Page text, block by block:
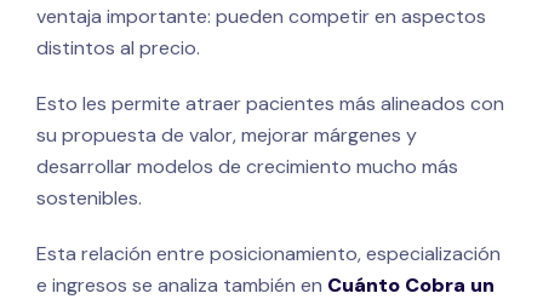
ventaja importante: pueden competir en aspectos
distintos al precio.
Esto les permite atraer pacientes más alineados con
su propuesta de valor, mejorar márgenes y
desarrollar modelos de crecimiento mucho más
sostenibles.
Esta relación entre posicionamiento, especialización
e ingresos se analiza también en Cuánto Cobra un